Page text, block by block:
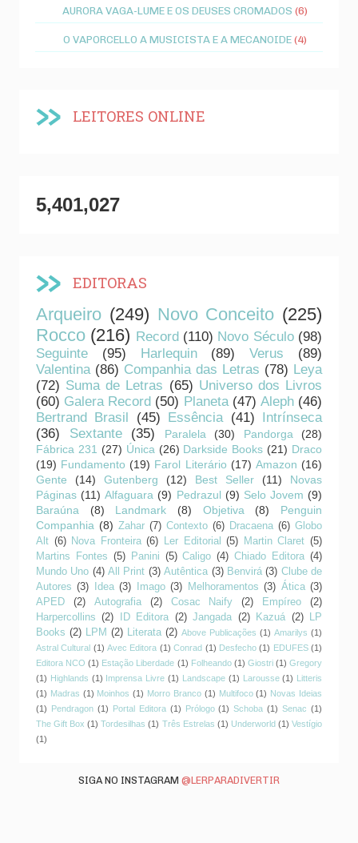
AURORA VAGA-LUME E OS DEUSES CROMADOS (6)
O VAPORCELLO A MUSICISTA E A MECANOIDE(4)
LEITORES ONLINE
5,401,027
EDITORAS
Arqueiro (249) Novo Conceito (225)
Rocco (216) Record (110) Novo Século (98)
Seguinte
(95) Harlequin (89) Verus
(89)
Valentina (86) Companhia das Letras (78) Leya
(72) Suma de Letras (65) Universo dos Livros
(60) Galera Record (50) Planeta (47) Aleph (46)
Bertrand Brasil
(45) Essência (41) Intrínseca
(36)
Sextante (35) Paralela (30) Pandorga
(28)
Fábrica 231 (27) Única (26) Darkside Books (21) Draco
(19) Fundamento (19) Farol Literário (17) Amazon (16)
Gente
(14) Gutenberg (12) Best Seller (11)
Novas
Páginas (11) Alfaguara (9) Pedrazul (9) Selo Jovem (9)
Baraúna
(8) Landmark (8) Objetiva (8)
Penguin
Companhia (8) Zahar (7) Contexto (6) Dracaena (6) Globo
Alt (6) Nova Fronteira (6) Ler Editorial (5) Martin Claret (5)
Martins Fontes (5) Panini (5) Caligo (4) Chiado Editora (4)
Mundo Uno (4) All Print (3) Autêntica (3) Benvirá (3) Clube de
Autores (3) Idea (3) Imago (3) Melhoramentos (3) Ática (3)
APED
(2) Autografia (2) Cosac Naify (2) Empíreo
(2)
Harpercollins
(2) ID Editora (2) Jangada (2) Kazuá (2)
LP
Books (2) LPM (2) Literata (2) Above Publicações (1) Amarilys (1)
Astral Cultural (1) Avec Editora (1) Conrad (1) Desfecho (1) EDUFES (1)
Editora NCO (1) Estação Liberdade (1) Folheando (1) Giostri (1) Gregory
(1) Highlands (1) Imprensa Livre (1) Landscape (1) Larousse (1) Litteris
(1) Madras (1) Moinhos (1) Morro Branco (1) Multifoco (1) Novas Ideias
(1) Pendragon (1) Portal Editora (1) Prólogo (1) Schoba (1) Senac (1)
The Gift Box (1) Tordesilhas (1) Três Estrelas (1) Underworld (1) Vestígio
(1)
SIGA NO INSTAGRAM @LERPARADIVERTIR